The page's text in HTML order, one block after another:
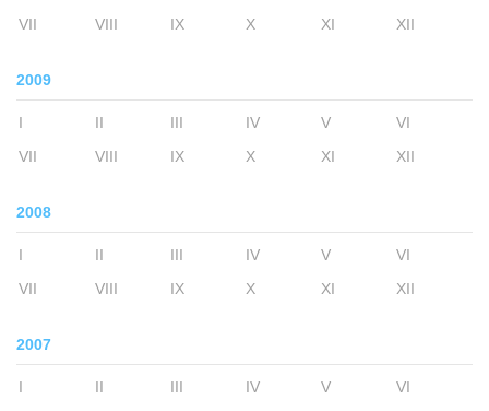
VII
VIII IX X XI XII
2009
I II III IV V
VI
VII
VIII IX X XI XII
2008
I II III IV V
VI
VII
VIII IX X XI XII
2007
I II III IV V
VI